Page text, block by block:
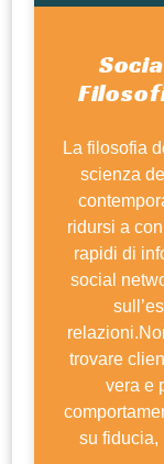
La filosofia
scienza
ridursi a
rapidi di
social
trovare
vera e
su fiducia,